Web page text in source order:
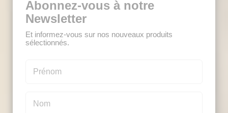
Abonnez-vous à notre
Newsletter
Et informez-vous sur nos nouveaux produits
sélectionnés.